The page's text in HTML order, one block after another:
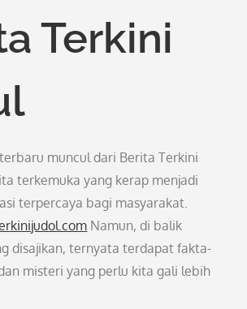
Terkini
muncul dari Berita Terkini
terkemuka yang kerap menjadi
terpercaya bagi masyarakat.
Namun, di balik
disajikan, ternyata terdapat fakta-
misteri yang perlu kita gali lebih